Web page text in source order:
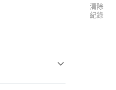
清除
紀錄